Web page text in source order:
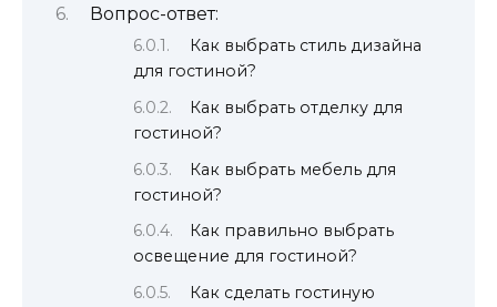
Вопрос-ответ:
Как выбрать стиль дизайна
для гостиной?
Как выбрать отделку для
гостиной?
Как выбрать мебель для
гостиной?
Как правильно выбрать
освещение для гостиной?
Как сделать гостиную